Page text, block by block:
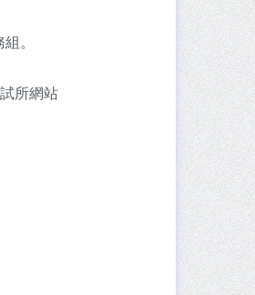
。
所網站